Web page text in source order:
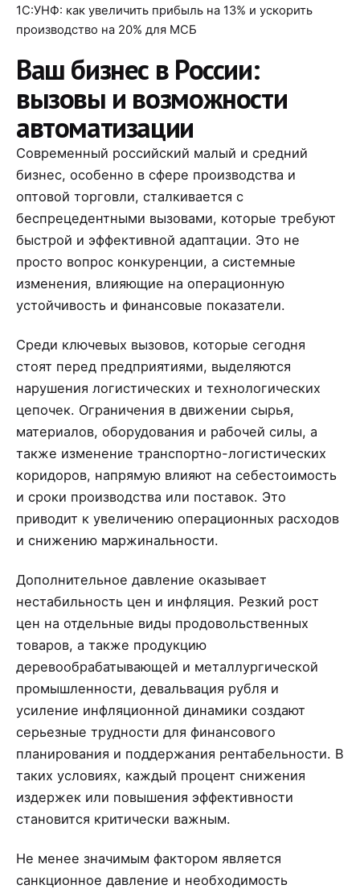
1С:УНФ: как увеличить прибыль на 13% и ускорить
производство на 20% для МСБ
Ваш бизнес в России:
вызовы и возможности
автоматизации
Современный российский малый и средний
бизнес, особенно в сфере производства и
оптовой торговли, сталкивается с
беспрецедентными вызовами, которые требуют
быстрой и эффективной адаптации. Это не
просто вопрос конкуренции, а системные
изменения, влияющие на операционную
устойчивость и финансовые показатели.
Среди ключевых вызовов, которые сегодня
стоят перед предприятиями, выделяются
нарушения логистических и технологических
цепочек. Ограничения в движении сырья,
материалов, оборудования и рабочей силы, а
также изменение транспортно-логистических
коридоров, напрямую влияют на себестоимость
и сроки производства или поставок. Это
приводит к увеличению операционных расходов
и снижению маржинальности.
Дополнительное давление оказывает
нестабильность цен и инфляция. Резкий рост
цен на отдельные виды продовольственных
товаров, а также продукцию
деревообрабатывающей и металлургической
промышленности, девальвация рубля и
усиление инфляционной динамики создают
серьезные трудности для финансового
планирования и поддержания рентабельности. В
таких условиях, каждый процент снижения
издержек или повышения эффективности
становится критически важным.
Не менее значимым фактором является
санкционное давление и необходимость